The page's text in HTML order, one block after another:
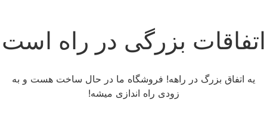
بزرگی در راه است
یه اتفاق بزرگ در راهه! فروشگاه ما در حال ساخت هست و به
زودی راه اندازی میشه!